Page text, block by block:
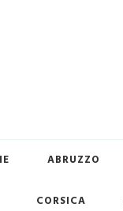
ABRUZZO
CORSICA